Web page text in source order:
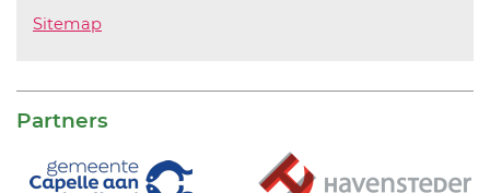
Sitemap
Partners